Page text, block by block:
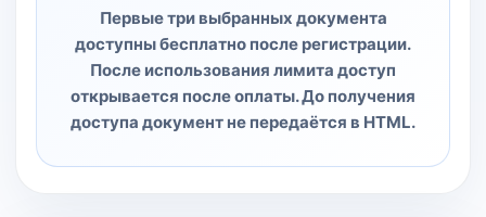
Первые три выбранных документа
доступны бесплатно после регистрации.
После использования лимита доступ
открывается после оплаты. До получения
доступа документ не передаётся в HTML.